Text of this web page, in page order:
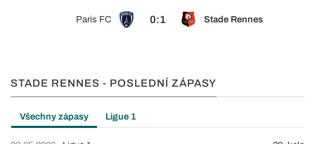
Paris FC 0:1 Stade Rennes
STADE RENNES - POSLEDNÍ ZÁPASY
Všechny zápasy Ligue 1